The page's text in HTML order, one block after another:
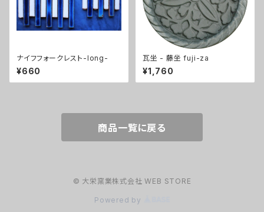
ナイフフォークレスト-long-
¥660
瓦坐 - 藤坐 fuji-za
¥1,760
商品一覧に戻る
© 大栄窯業株式会社 WEB STORE
Powered by